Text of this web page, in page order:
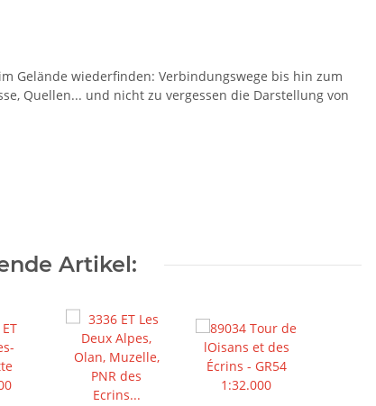
Gelände wiederfinden: Verbindungswege bis hin zum
Quellen... und nicht zu vergessen die Darstellung von
Artikel: